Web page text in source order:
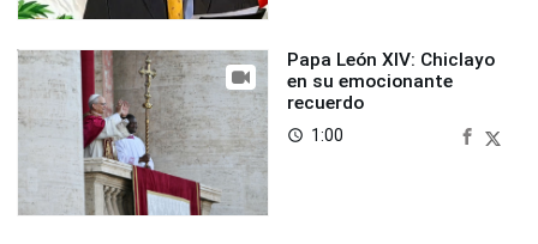
Papa León XIV: Chiclayo
en su emocionante
recuerdo
access_time 1:00